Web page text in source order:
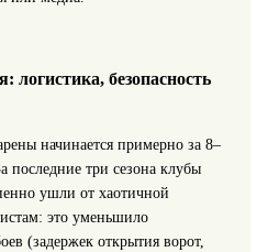
логистика, безопасность
начинается примерно за 8–
последние три сезона клубы
ушли от хаотичной
это уменьшило
(задержек открытия ворот,